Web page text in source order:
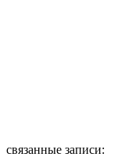
связанные записи: